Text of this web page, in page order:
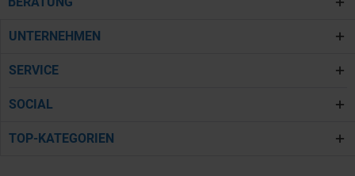
UNTERNEHMEN
SERVICE
SOCIAL
TOP-KATEGORIEN